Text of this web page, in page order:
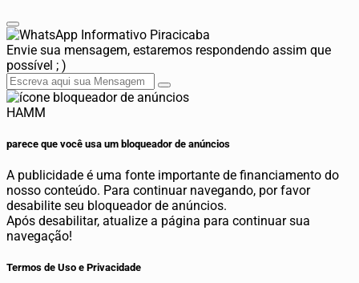
Informativo Piracicaba
Envie sua mensagem, estaremos respondendo assim que
possível ; )
HAMM
parece que você usa um bloqueador de anúncios
A publicidade é uma fonte importante de financiamento do
nosso conteúdo. Para continuar navegando, por favor
desabilite seu bloqueador de anúncios.
Após desabilitar, atualize a página para continuar sua
navegação!
Termos de Uso e Privacidade